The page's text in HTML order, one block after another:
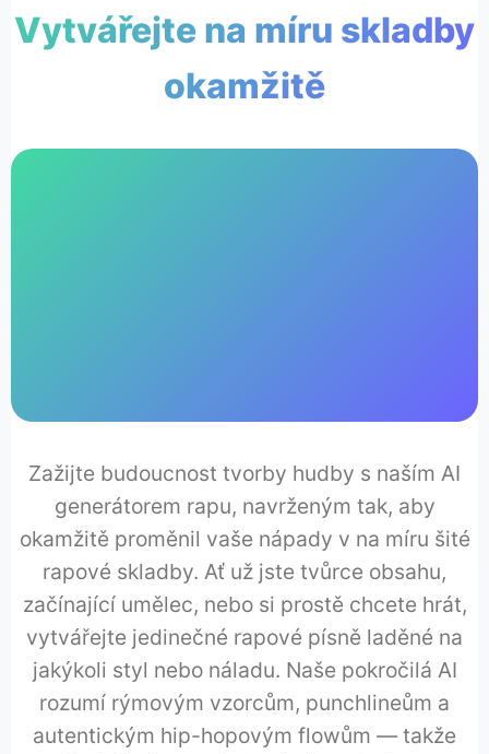
Vytvářejte na míru skladby
okamžitě
Zažijte budoucnost tvorby hudby s naším AI
generátorem rapu, navrženým tak, aby
okamžitě proměnil vaše nápady v na míru šité
rapové skladby. Ať už jste tvůrce obsahu,
začínající umělec, nebo si prostě chcete hrát,
vytvářejte jedinečné rapové písně laděné na
jakýkoli styl nebo náladu. Naše pokročilá AI
rozumí rýmovým vzorcům, punchlineům a
autentickým hip-hopovým flowům — takže
♪
♬